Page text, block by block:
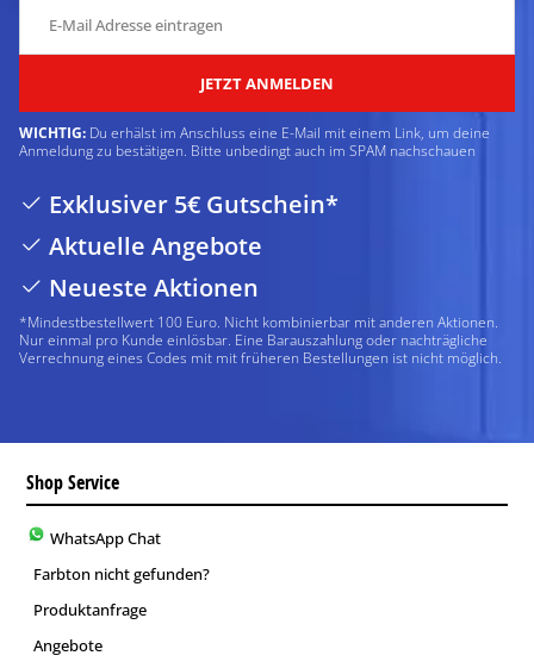
JETZT ANMELDEN
WICHTIG: Du erhälst im Anschluss eine E-Mail mit einem Link, um deine
Anmeldung zu bestätigen. Bitte unbedingt auch im SPAM nachschauen
Exklusiver 5€ Gutschein*
Aktuelle Angebote
Neueste Aktionen
*Mindestbestellwert 100 Euro. Nicht kombinierbar mit anderen Aktionen.
Nur einmal pro Kunde einlösbar. Eine Barauszahlung oder nachträgliche
Verrechnung eines Codes mit mit früheren Bestellungen ist nicht möglich.
Shop Service
WhatsApp Chat
Farbton nicht gefunden?
Produktanfrage
Angebote